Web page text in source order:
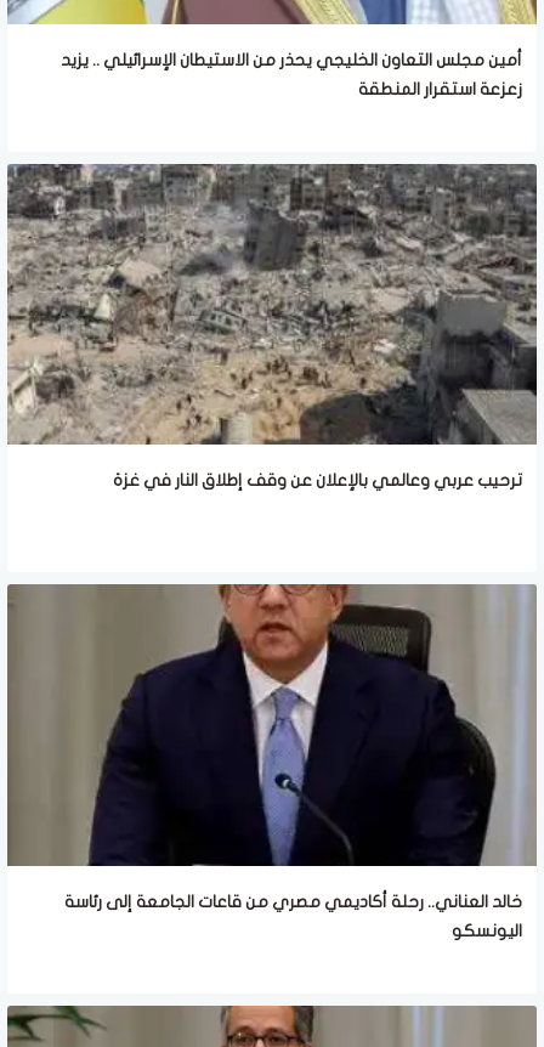
أمين مجلس التعاون الخليجي يحذر من الاستيطان الإسرائيلي .. يزيد
زعزعة استقرار المنطقة
ترحيب عربي وعالمي بالإعلان عن وقف إطلاق النار في غزة
خالد العناني.. رحلة أكاديمي مصري من قاعات الجامعة إلى رئاسة
اليونسكو